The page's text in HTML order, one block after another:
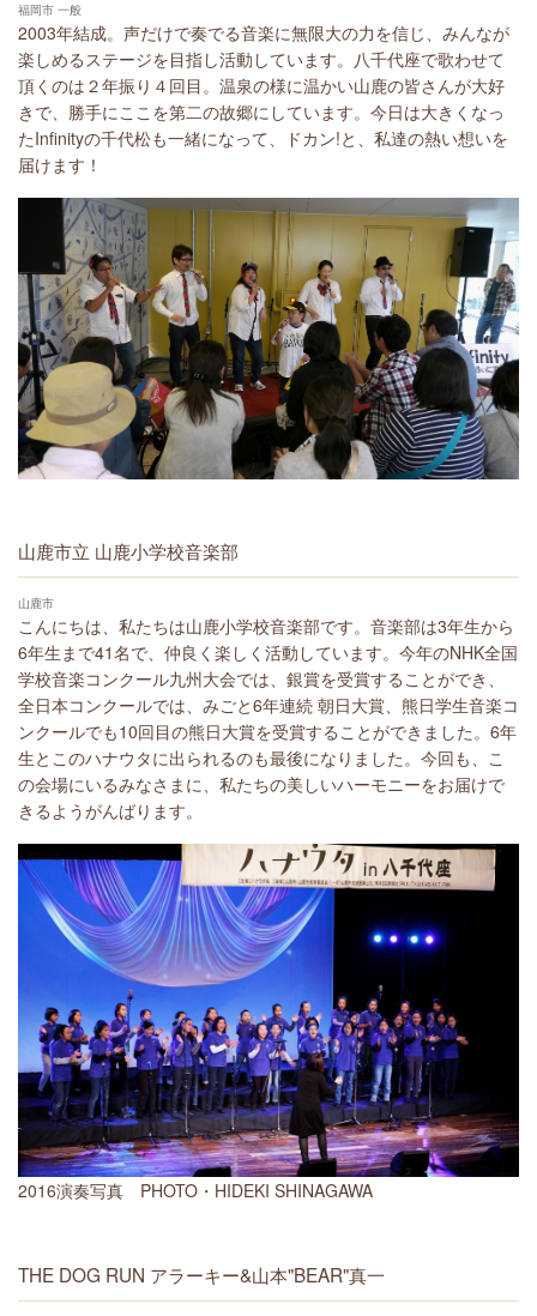
福岡市 一般
2003年結成。声だけで奏でる音楽に無限大の力を信じ、みんなが
楽しめるステージを目指し活動しています。八千代座で歌わせて
頂くのは２年振り４回目。温泉の様に温かい山鹿の皆さんが大好
きで、勝手にここを第二の故郷にしています。今日は大きくなっ
たInfinityの千代松も一緒になって、ドカン!と、私達の熱い想いを
届けます！
山鹿市立 山鹿小学校音楽部
山鹿市
こんにちは、私たちは山鹿小学校音楽部です。音楽部は3年生から
6年生まで41名で、仲良く楽しく活動しています。今年のNHK全国
学校音楽コンクール九州大会では、銀賞を受賞することができ、
全日本コンクールでは、みごと6年連続 朝日大賞、熊日学生音楽コ
ンクールでも10回目の熊日大賞を受賞することができました。6年
生とこのハナウタに出られるのも最後になりました。今回も、こ
の会場にいるみなさまに、私たちの美しいハーモニーをお届けで
きるようがんばります。
2016演奏写真 PHOTO・HIDEKI SHINAGAWA
THE DOG RUN アラーキー&山本"BEAR"真一